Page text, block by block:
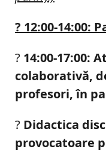
? 12:00-14:00:
? 14:00-17:00:
colaborativă,
profesori, în
? Didactica
provocatoare